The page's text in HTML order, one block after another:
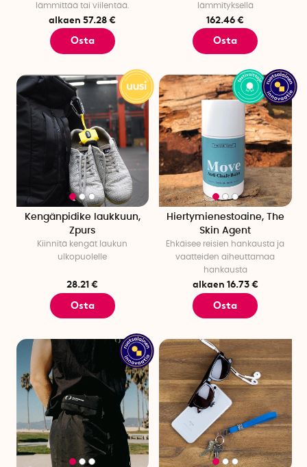
lämmittää tai viilentää.
alkaen 57.28 €
Osta
lämmityksellä
162.46 €
Osta
Kengänpidike laukkuun,
Zpurs
Kiinnitä kengät laukun
ulkopuolelle
28.21 €
Osta
Hiertymienestoaine, The
Skin Agent
Ehkäisee reisien hankausta ja
vaatteiden aiheuttamaa
hankausta
alkaen 16.73 €
Osta